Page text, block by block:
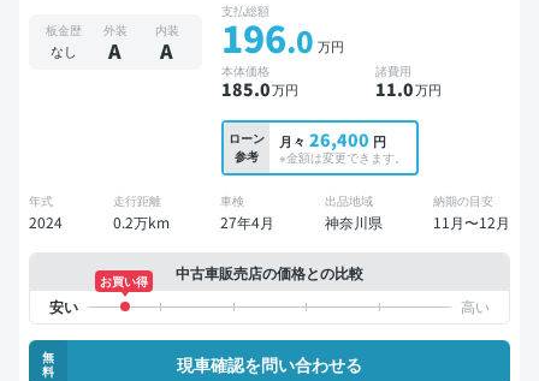
板金歴
なし
外装
A
内装
A
支払総額
196.0 万円
本体価格
185.0万円
諸費用
11.0万円
ローン
参考
月々 26,400 円
※金額は変更できます。
年式
2024
走行距離
0.2万km
車検
27年4月
出品地域
神奈川県
納期の目安
11月〜12月
中古車販売店の価格との比較
お買い得
無
料
現車確認を問い合わせる